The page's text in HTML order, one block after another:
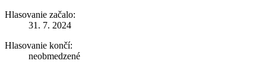
Hlasovanie začalo:
31. 7. 2024
Hlasovanie končí:
neobmedzené